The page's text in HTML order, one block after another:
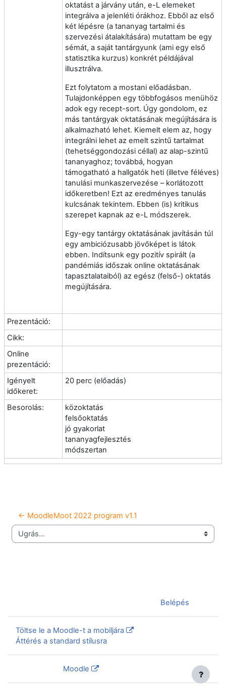
oktatást a járvány után, e-L elemeket
integrálva a jelenléti órákhoz. Ebből az első
két lépésre (a tananyag tartalmi és
szervezési átalakítására) mutattam be egy
sémát, a saját tantárgyunk (ami egy első
statisztika kurzus) konkrét példájával
illusztrálva.
Ezt folytatom a mostani előadásban.
Tulajdonképpen egy többfogásos menühöz
adok egy recept-sort. Úgy gondolom, ez
más tantárgyak oktatásának megújítására is
alkalmazható lehet. Kiemelt elem az, hogy
integrálni lehet az emelt szintű tartalmat
(tehetséggondozási céllal) az alap-szintű
tananyaghoz; továbbá, hogyan
támogatható a hallgatók heti (illetve féléves)
tanulási munkaszervezése – korlátozott
időkeretben! Ezt az eredményes tanulás
kulcsának tekintem. Ebben (is) kritikus
szerepet kapnak az e-L módszerek.
Egy-egy tantárgy oktatásának javításán túl
egy ambiciózusabb jövőképet is látok
ebben. Indítsunk egy pozitív spirált (a
pandémiás időszak online oktatásának
tapasztalataiból) az egész (felső-) oktatás
megújítására.
Prezentáció:
Cikk:
Online
prezentáció:
Igényelt
időkeret:
20 perc (előadás)
Besorolás:
közoktatás
felsőoktatás
jó gyakorlat
tananyagfejlesztés
módszertan
← MoodleMoot 2022 program v1.1
Ugrás...
Belépés
Töltse le a Moodle-t a mobiljára
Áttérés a standard stílusra
Moodle